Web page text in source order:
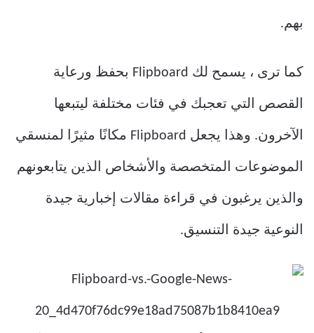
بهم.
كما ترى ، يسمح لك Flipboard بحفظ ورعاية
القصص التي تعجبك في فئات مختلفة ليتبعها
الآخرون. وهذا يجعل Flipboard مكانًا مثيرًا لمنسقي
الموضوعات المتخصصة والأشخاص الذين يتابعونهم
والذين يرغبون في قراءة مقالات إخبارية جيدة
النوعية جيدة التنسيق.